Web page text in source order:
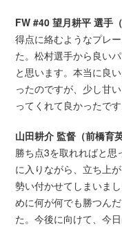
FW #40 望月耕平 選手
得点に絡むようなプレ
た。松村選手から良い
と思います。本当に良
ったのですが、少し甘
ってくれて良かったです
山田耕介 監督（前橋育
勝ち点3を取れればと
に入りながら、立ち上
勢い付かせてしまいま
めに何が何でも勝つん
た。今後に向けて、今